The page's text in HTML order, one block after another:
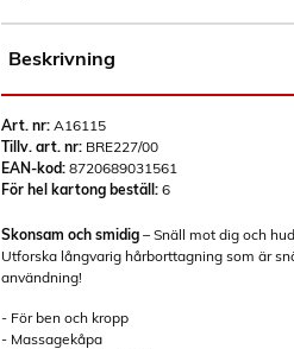
Beskrivning
Art. nr: A16115
Tillv. art. nr: BRE227/00
EAN-kod: 8720689031561
För hel kartong beställ: 6
Skonsam och smidig – Snäll mot dig och
Utforska långvarig hårborttagning som är
användning!
- För ben och kropp
- Massagekåpa